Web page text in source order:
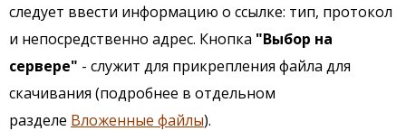
следует ввести информацию о ссылке: тип, протокол
и непосредственно адрес. Кнопка "Выбор на
сервере" - служит для прикрепления файла для
скачивания (подробнее в отдельном
разделе Вложенные файлы).